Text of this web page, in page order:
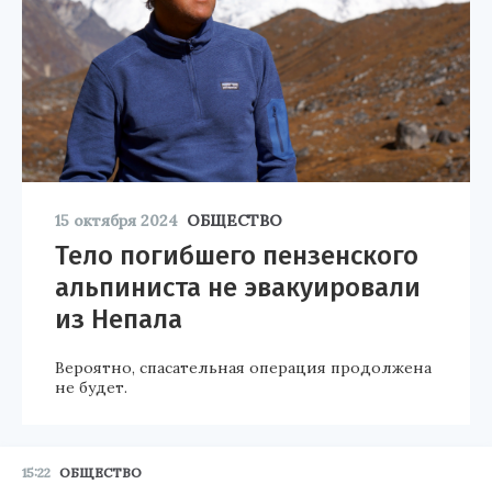
15 октября 2024 ОБЩЕСТВО
Тело погибшего пензенского
альпиниста не эвакуировали
из Непала
Вероятно, спасательная операция продолжена
не будет.
15:22 ОБЩЕСТВО